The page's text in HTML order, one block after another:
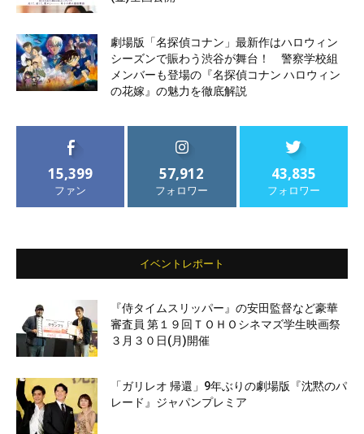
劇場版「名探偵コナン」最新作はハロウィン
シーズンで賑わう渋谷が舞台！ 警察学校組
メンバーも登場の『名探偵コナン ハロウィン
の花嫁』の魅力を徹底解説
15,399
ファン
57,912
フォロワー
43,835
フォロワー
イベントレポート
『侍タイムスリッパー』の安田監督など豪華
審査員 第１９回ＴＯＨＯシネマズ学生映画祭
３月３０日(月)開催
「ガリレオ 帰還」9年ぶりの劇場版『沈黙のパ
レード』ジャパンプレミア